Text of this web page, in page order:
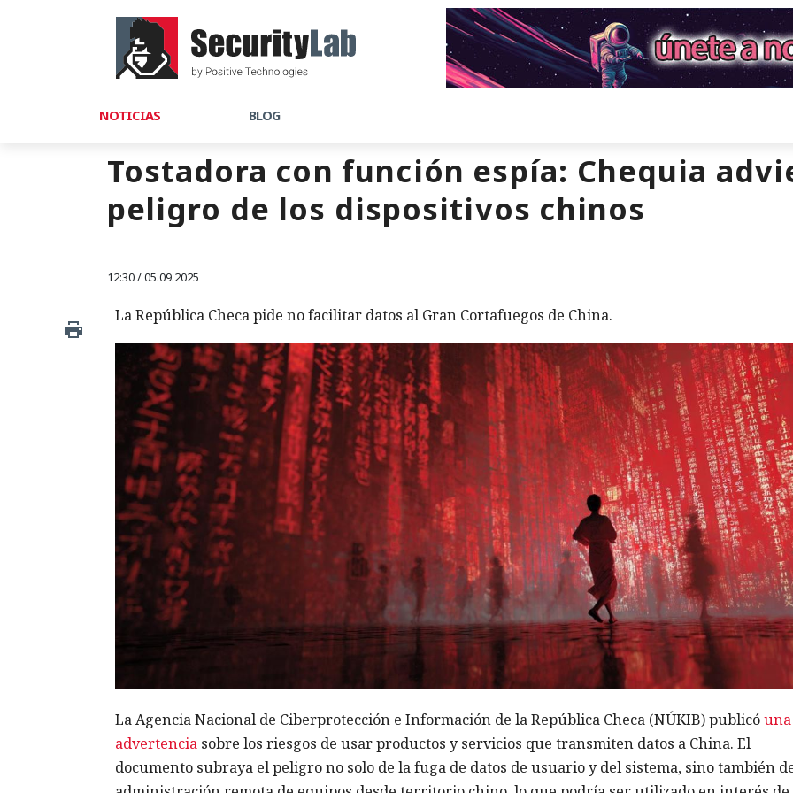
NOTICIAS BLOG
Tostadora con función espía: Chequia
peligro de los dispositivos chinos
12:30 / 05.09.2025
La República Checa pide no facilitar datos al Gran Cortafuegos de China.
La Agencia Nacional de Ciberprotección e Información de la República Checa (NÚKIB) publicóuna
advertenciasobre los riesgos de usar productos y servicios que transmiten datos a China. El
documento subraya el peligro no solo de la fuga de datos de usuario y del sistema, sino también